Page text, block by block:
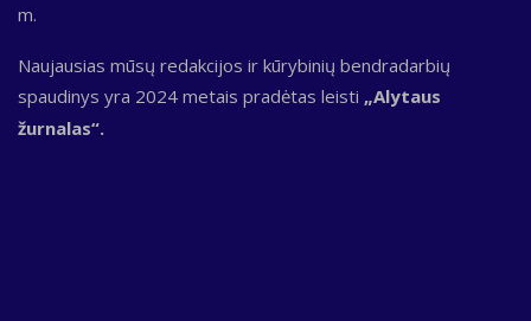
m.
Naujausias mūsų redakcijos ir kūrybinių bendradarbių
spaudinys yra 2024 metais pradėtas leisti „Alytaus
žurnalas“.